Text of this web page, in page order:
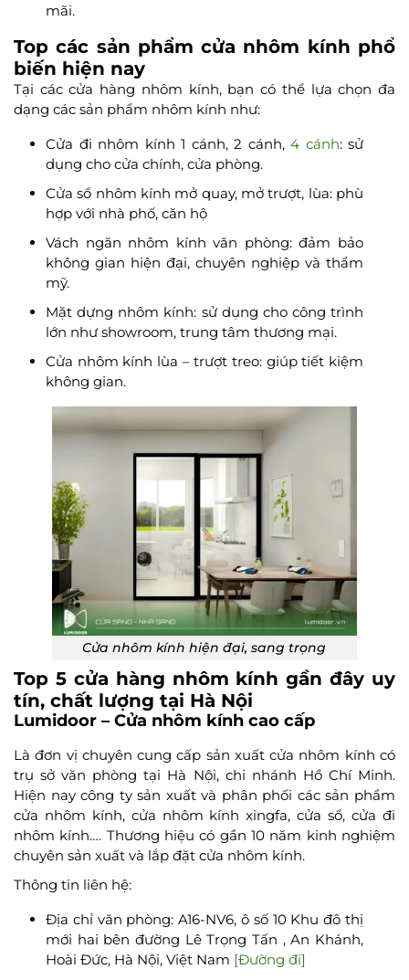
mãi.
Top các sản phẩm cửa nhôm kính phổ
biến hiện nay
Tại các cửa hàng nhôm kính, bạn có thể lựa chọn đa
dạng các sản phẩm nhôm kính như:
Cửa đi nhôm kính 1 cánh, 2 cánh, 4 cánh: sử
dụng cho cửa chính, cửa phòng.
Cửa sổ nhôm kính mở quay, mở trượt, lùa: phù
hợp với nhà phố, căn hộ
Vách ngăn nhôm kính văn phòng: đảm bảo
không gian hiện đại, chuyên nghiệp và thẩm
mỹ.
Mặt dựng nhôm kính: sử dụng cho công trình
lớn như showroom, trung tâm thương mại.
Cửa nhôm kính lùa – trượt treo: giúp tiết kiệm
không gian.
Cửa nhôm kính hiện đại, sang trọng
Top 5 cửa hàng nhôm kính gần đây uy
tín, chất lượng tại Hà Nội
Lumidoor – Cửa nhôm kính cao cấp
Là đơn vị chuyên cung cấp sản xuất cửa nhôm kính có
trụ sở văn phòng tại Hà Nội, chi nhánh Hồ Chí Minh.
Hiện nay công ty sản xuất và phân phối các sản phẩm
cửa nhôm kính, cửa nhôm kính xingfa, cửa sổ, cửa đi
nhôm kính…. Thương hiệu có gần 10 năm kinh nghiệm
chuyên sản xuất và lắp đặt cửa nhôm kính.
Thông tin liên hệ:
Địa chỉ văn phòng: A16-NV6, ô số 10 Khu đô thị
mới hai bên đường Lê Trọng Tấn , An Khánh,
Hoài Đức, Hà Nội, Việt Nam [Đường đi]